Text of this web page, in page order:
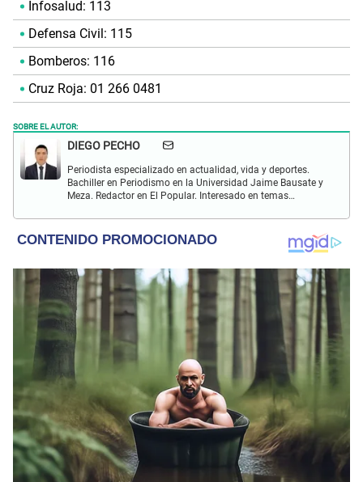
Infosalud: 113
Defensa Civil: 115
Bomberos: 116
Cruz Roja: 01 266 0481
SOBRE EL AUTOR:
DIEGO PECHO
Periodista especializado en actualidad, vida y deportes.
Bachiller en Periodismo en la Universidad Jaime Bausate y
Meza. Redactor en El Popular. Interesado en temas
internacional, trucos caseros y educación.